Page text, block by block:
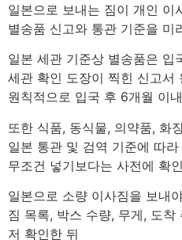
일본으로 보내는 짐이 개인 이
별송품 신고와 통관 기준을 미
일본 세관 기준상 별송품은 입
세관 확인 도장이 찍힌 신고서
원칙적으로 입국 후 6개월 이
또한 식품, 동식물, 의약품, 화
일본 통관 및 검역 기준에 따
무조건 넣기보다는 사전에 확
일본으로 소량 이사짐을 보내
짐 목록, 박스 수량, 무게, 도
저 확인한 뒤